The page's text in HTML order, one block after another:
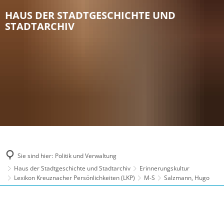
HAUS DER STADTGESCHICHTE UND
STADTARCHIV
Sie sind hier: Politik und Verwaltung
Haus der Stadtgeschichte und Stadtarchiv
Erinnerungskultur
Lexikon Kreuznacher Persönlichkeiten (LKP)
M-S Salzmann, Hugo